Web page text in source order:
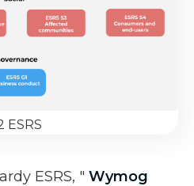
ESRS
ESRS, " Wymog